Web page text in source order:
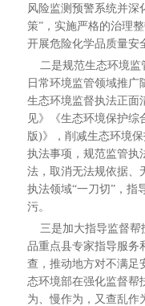
风险监测预警系统并深
策”，实施严格的治理
开展危险化学品质量安
二是规范生态环境监
日常环境监管领域推广
生态环境监督执法正面
见》《生态环境保护综
版)》，削减生态环境
执法事项，规范监管执
法，取消无法规依据、
执法领域“一刀切”，指
污。
三是加大指导监督帮
品重点县专家指导服务
查，推动地方对不满足
态环境部在强化监督帮
为、慢作为，又查乱作